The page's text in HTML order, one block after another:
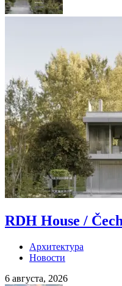
RDH House /
Архитектура
Новости
6 августа, 2026